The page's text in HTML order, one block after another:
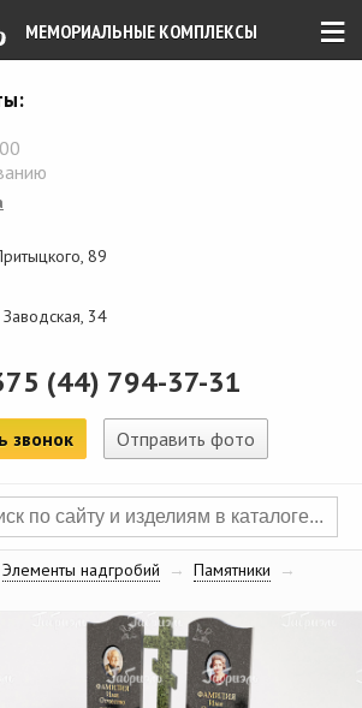
≡
МЕМОРИАЛЬНЫЕ КОМПЛЕКСЫ
89
Заводская, 34
(44) 794-37-31
звонок Отправить фото
Элементы надгробий → Памятники
→